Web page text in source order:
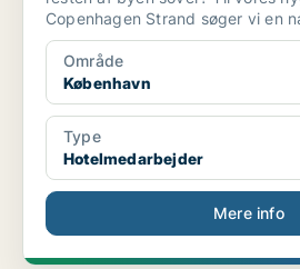
Copenhagen Strand søger vi en
Område
København
Type
Hotelmedarbejder
Mere info